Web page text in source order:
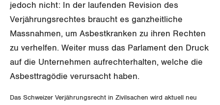
Überbrückungsleistung
Ergänzungsleistungen
Invalidenversicherung
Post
Energie und Umwelt
GLEICHSTELLUNG
Gleichstellung von Frauen und Männern
Gleichstellung von LGBTI
BILDUNG & JUGEND
GEWERKSCHAFTSPOLITIK
jedoch nicht: In der laufenden Revision des
Verjährungsrechtes braucht es ganzheitliche
Massnahmen, um Asbestkranken zu ihren Rechten
zu verhelfen. Weiter muss das Parlament den Druck
auf die Unternehmen aufrechterhalten, welche die
Asbesttragödie verursacht haben.
Das Schweizer Verjährungsrecht in Zivilsachen wird aktuell neu